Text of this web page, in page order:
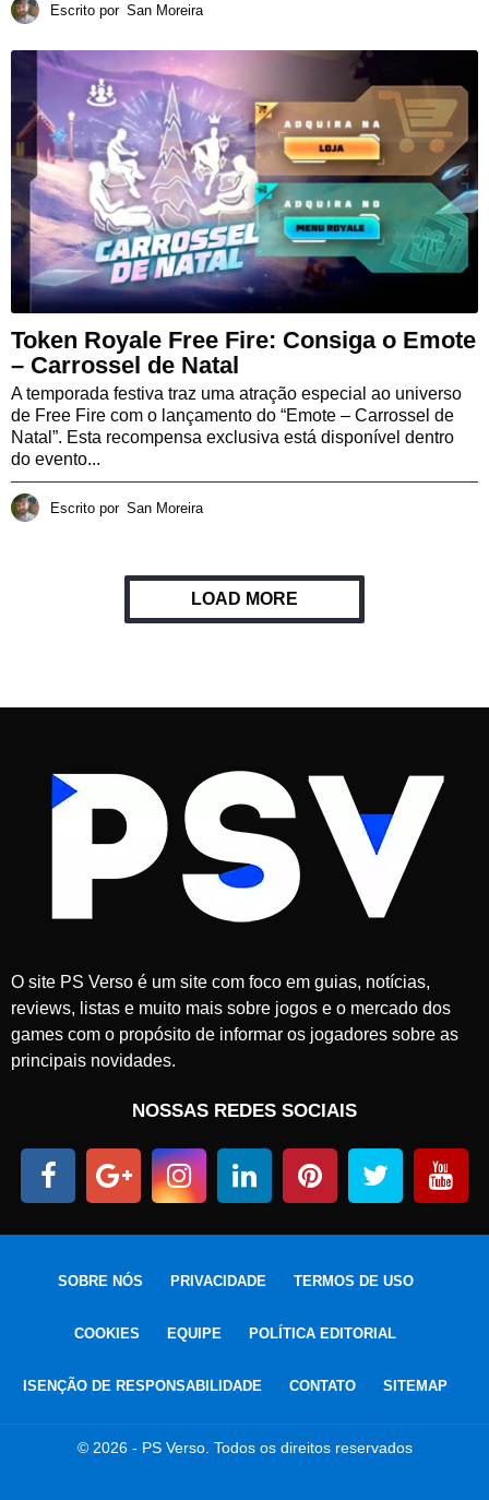
Escrito por San Moreira
Token Royale Free Fire: Consiga o Emote
– Carrossel de Natal
A temporada festiva traz uma atração especial ao universo
de Free Fire com o lançamento do “Emote – Carrossel de
Natal”. Esta recompensa exclusiva está disponível dentro
do evento...
Escrito por San Moreira
LOAD MORE
O site PS Verso é um site com foco em guias, notícias,
reviews, listas e muito mais sobre jogos e o mercado dos
games com o propósito de informar os jogadores sobre as
principais novidades.
NOSSAS REDES SOCIAIS
SOBRE NÓS PRIVACIDADE TERMOS DE USO
COOKIES EQUIPE POLÍTICA EDITORIAL
ISENÇÃO DE RESPONSABILIDADE CONTATO SITEMAP
© 2026 - PS Verso. Todos os direitos reservados